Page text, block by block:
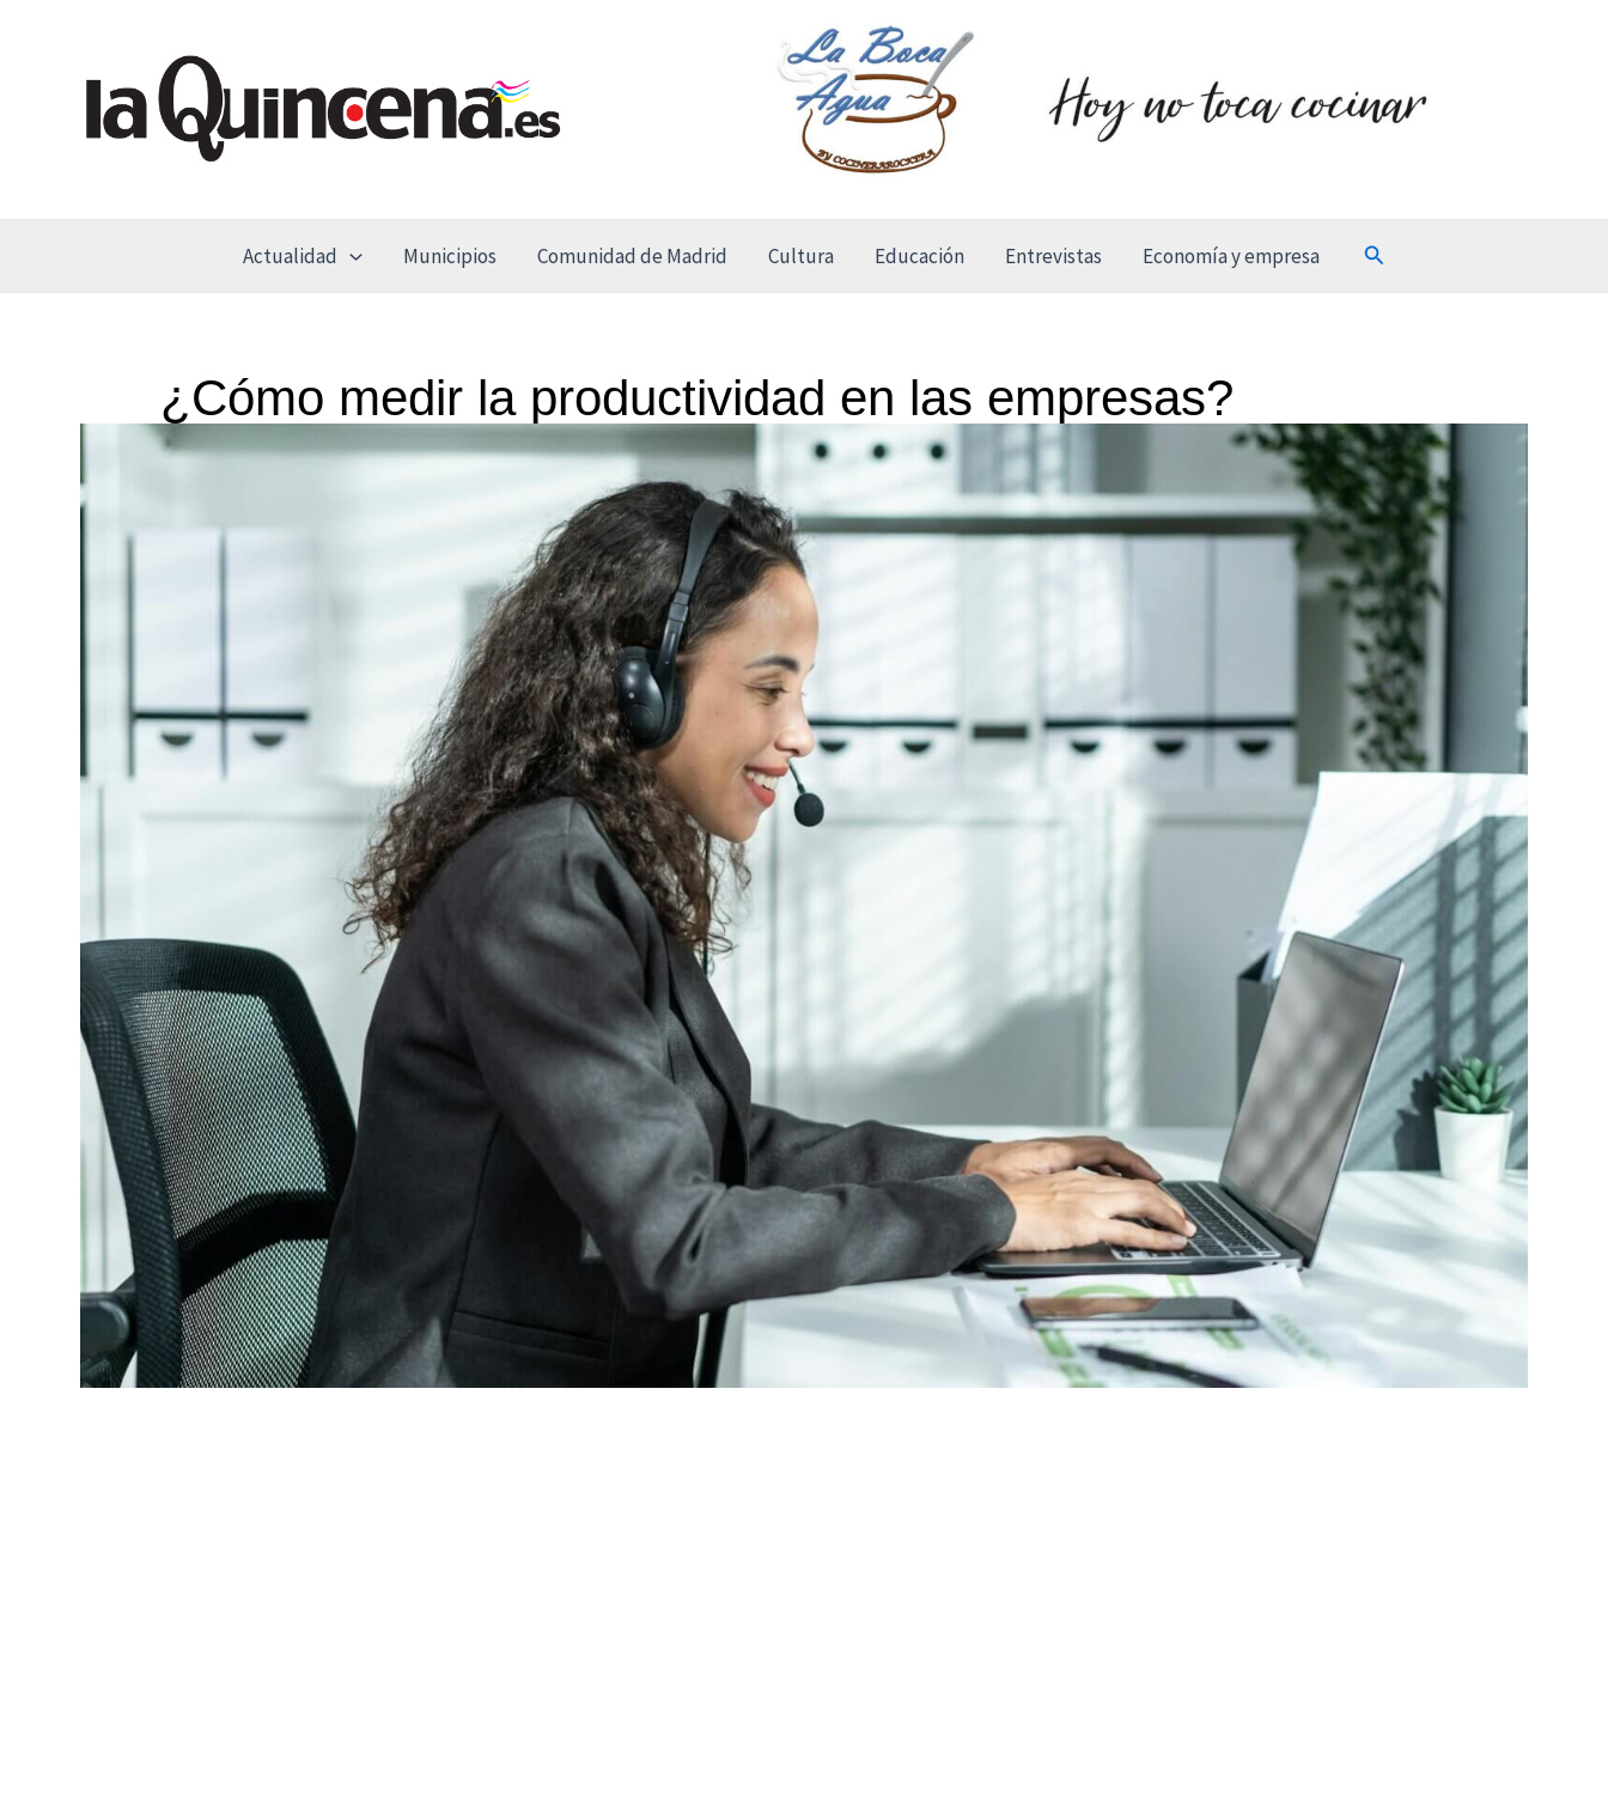
contenido
Actualidad Municipios Comunidad de Madrid Cultura Educación Entrevistas Economía y empresa Buscar
¿Cómo medir la productividad en las empresas?